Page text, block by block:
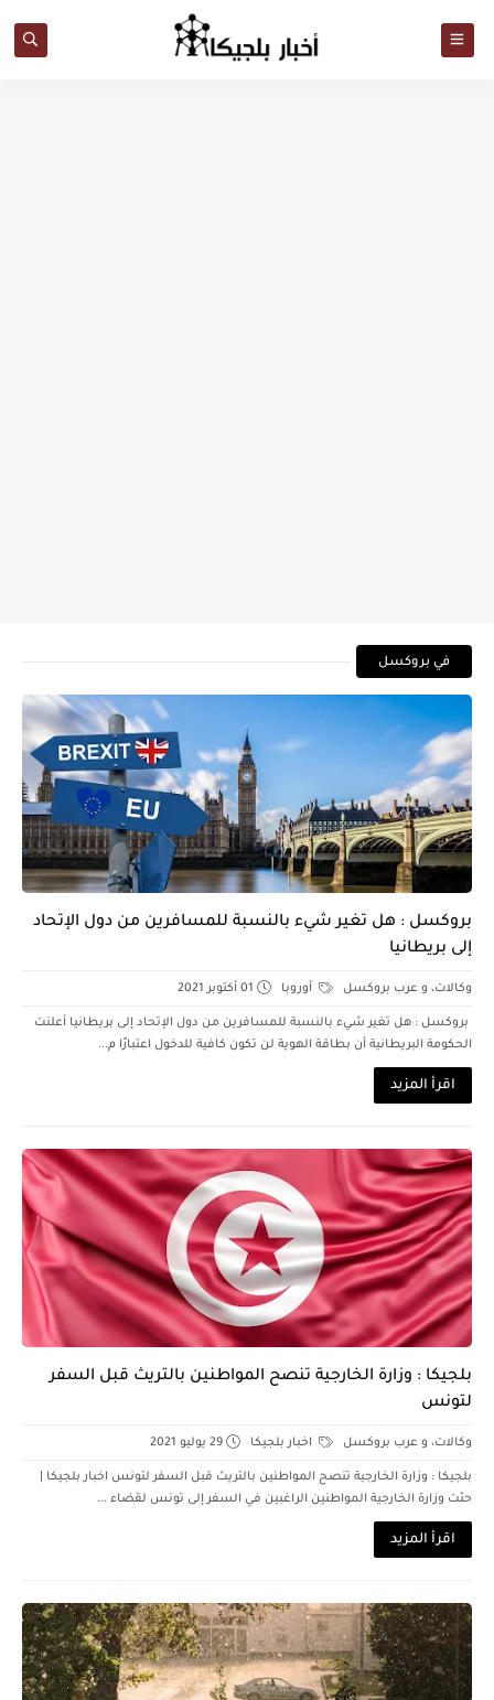
في بروكسل
بروكسل : هل تغير شيء بالنسبة للمسافرين من دول الإتحاد
إلى بريطانيا
وكالات، و عرب بروكسل أوروبا 01 أكتوبر 2021
بروكسل : هل تغير شيء بالنسبة للمسافرين من دول الإتحاد إلى بريطانيا أعلنت
الحكومة البريطانية أن بطاقة الهوية لن تكون كافية للدخول اعتبارًا م...
اقرأ المزيد
بلجيكا : وزارة الخارجية تنصح المواطنين بالتريث قبل السفر
لتونس
وكالات، و عرب بروكسل اخبار بلجيكا 29 يوليو 2021
بلجيكا : وزارة الخارجية تنصح المواطنين بالتريث قبل السفر لتونس اخبار بلجيكا |
حثت وزارة الخارجية المواطنين الراغبين في السفر إلى تونس لقضاء ...
اقرأ المزيد